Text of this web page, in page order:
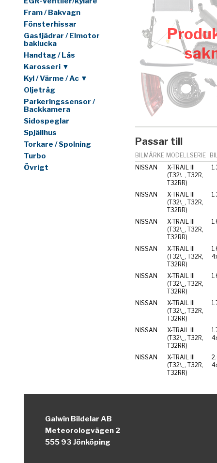
Fram / Bakvagn
Fönsterhissar
Gasfjädrar / Elmotor
baklucka
Handtag / Lås
Karosseri ▼
Kyl / Värme / Ac ▼
Oljetråg
Parkeringssensor /
Backkamera
Sidospeglar
Spjällhus
Torkare / Spolning
Turbo
Övrigt
Passar till
BILMÄRKE MODELLSERIE
NISSAN
X-TRAIL III
(T32\_, T32R,
T32RR)
NISSAN
X-TRAIL III
(T32\_, T32R,
T32RR)
NISSAN
X-TRAIL III
(T32\_, T32R,
T32RR)
NISSAN
X-TRAIL III
(T32\_, T32R,
T32RR)
NISSAN
X-TRAIL III
(T32\_, T32R,
T32RR)
NISSAN
X-TRAIL III
(T32\_, T32R,
T32RR)
NISSAN
X-TRAIL III
(T32\_, T32R,
T32RR)
NISSAN
X-TRAIL III
(T32\_, T32R,
T32RR)
Galwin Bildelar AB
Meteorologvägen 2
555 93 Jönköping